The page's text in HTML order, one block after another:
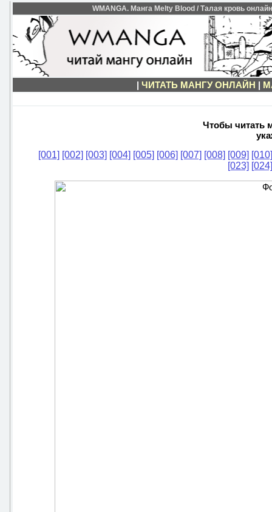
WMANGA. Манга Melty Blood / Талая кровь
| ЧИТАТЬ МАНГУ ОНЛАЙН |
Чтобы читать
[001] [002] [003] [004] [005] [006] [007] [008] [009] [010]
[023] [024]